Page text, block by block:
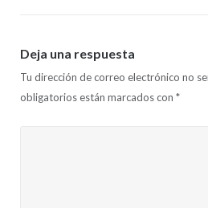
Deja una respuesta
Tu dirección de correo electrónico no
obligatorios están marcados con *